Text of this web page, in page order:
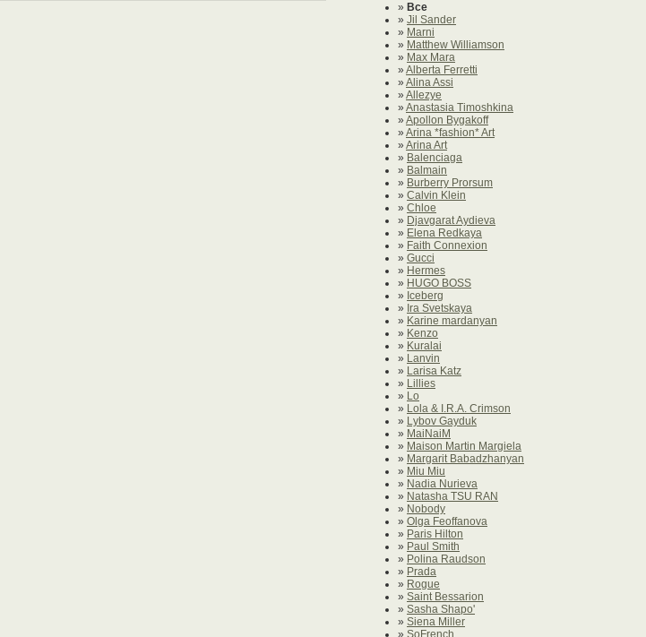
» Все
» Jil Sander
» Marni
» Matthew Williamson
» Max Mara
» Alberta Ferretti
» Alina Assi
» Allezye
» Anastasia Timoshkina
» Apollon Bygakoff
» Arina *fashion* Art
» Arina Art
» Balenciaga
» Balmain
» Burberry Prorsum
» Calvin Klein
» Chloe
» Djavgarat Aydieva
» Elena Redkaya
» Faith Connexion
» Gucci
» Hermes
» HUGO BOSS
» Iceberg
» Ira Svetskaya
» Karine mardanyan
» Kenzo
» Kuralai
» Lanvin
» Larisa Katz
» Lillies
» Lo
» Lola & I.R.A. Crimson
» Lybov Gayduk
» MaiNaiM
» Maison Martin Margiela
» Margarit Babadzhanyan
» Miu Miu
» Nadia Nurieva
» Natasha TSU RAN
» Nobody
» Olga Feoffanova
» Paris Hilton
» Paul Smith
» Polina Raudson
» Prada
» Rogue
» Saint Bessarion
» Sasha Shapo'
» Siena Miller
» SoFrench